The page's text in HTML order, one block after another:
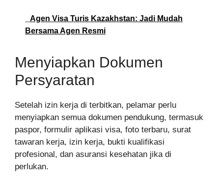
Agen Visa Turis Kazakhstan: Jadi Mudah
Bersama Agen Resmi
Menyiapkan Dokumen
Persyaratan
Setelah izin kerja di terbitkan, pelamar perlu
menyiapkan semua dokumen pendukung, termasuk
paspor, formulir aplikasi visa, foto terbaru, surat
tawaran kerja, izin kerja, bukti kualifikasi
profesional, dan asuransi kesehatan jika di
perlukan.